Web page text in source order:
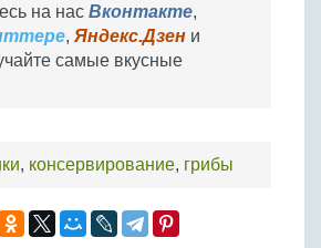
на нас Вконтакте,
, Яндекс.Дзен и
самые вкусные
, консервирование, грибы